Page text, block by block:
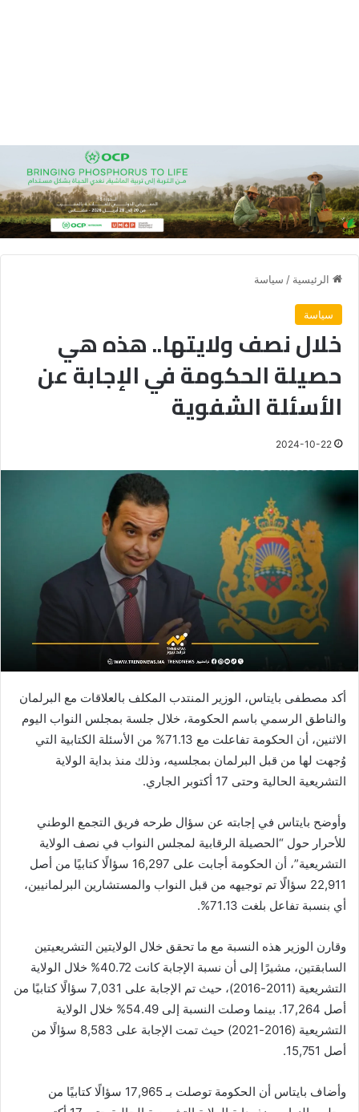
الرئيسية / سياسة
سياسة
خلال نصف ولايتها.. هذه هي
حصيلة الحكومة في الإجابة عن
الأسئلة الشفوية
2024-10-22
أكد مصطفى بايتاس، الوزير المنتدب المكلف بالعلاقات مع البرلمان
والناطق الرسمي باسم الحكومة، خلال جلسة بمجلس النواب اليوم
الاثنين، أن الحكومة تفاعلت مع 71.13% من الأسئلة الكتابية التي
وُجهت لها من قبل البرلمان بمجلسيه، وذلك منذ بداية الولاية
التشريعية الحالية وحتى 17 أكتوبر الجاري.
وأوضح بايتاس في إجابته عن سؤال طرحه فريق التجمع الوطني
للأحرار حول “الحصيلة الرقابية لمجلس النواب في نصف الولاية
التشريعية”، أن الحكومة أجابت على 16,297 سؤالًا كتابيًا من أصل
22,911 سؤالًا تم توجيهه من قبل النواب والمستشارين البرلمانيين،
أي بنسبة تفاعل بلغت 71.13%.
وقارن الوزير هذه النسبة مع ما تحقق خلال الولايتين التشريعيتين
السابقتين، مشيرًا إلى أن نسبة الإجابة كانت 40.72% خلال الولاية
التشريعية (2011-2016)، حيث تم الإجابة على 7,031 سؤالًا كتابيًا من
أصل 17,264. بينما وصلت النسبة إلى 54.49% خلال الولاية
التشريعية (2016-2021) حيث تمت الإجابة على 8,583 سؤالًا من
أصل 15,751.
وأضاف بايتاس أن الحكومة توصلت بـ 17,965 سؤالًا كتابيًا من